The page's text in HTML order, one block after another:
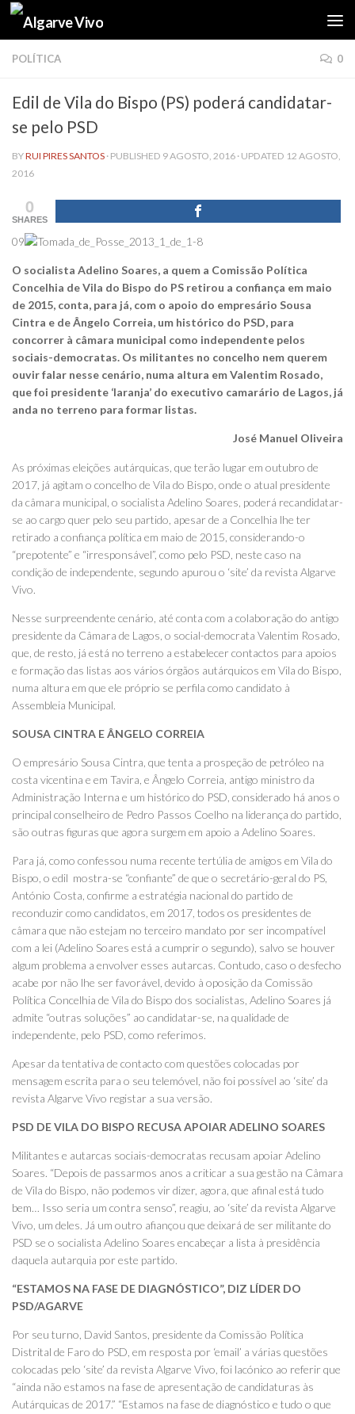
Skip to content
POLÍTICA 0
Edil de Vila do Bispo (PS) poderá candidatar-
se pelo PSD
BYRUI PIRES SANTOS · PUBLISHED 9 AGOSTO, 2016 · UPDATED 12 AGOSTO,
2016
0
SHARES
09
O socialista Adelino Soares, a quem a Comissão Política
Concelhia de Vila do Bispo do PS retirou a confiança em maio
de 2015, conta, para já, com o apoio do empresário Sousa
Cintra e de Ângelo Correia, um histórico do PSD, para
concorrer à câmara municipal como independente pelos
sociais-democratas. Os militantes no concelho nem querem
ouvir falar nesse cenário, numa altura em Valentim Rosado,
que foi presidente ‘laranja’ do executivo camarário de Lagos, já
anda no terreno para formar listas.
José Manuel Oliveira
As próximas eleições autárquicas, que terão lugar em outubro de
2017, já agitam o concelho de Vila do Bispo, onde o atual presidente
da câmara municipal, o socialista Adelino Soares, poderá recandidatar-
se ao cargo quer pelo seu partido, apesar de a Concelhia lhe ter
retirado a confiança política em maio de 2015, considerando-o
“prepotente” e “irresponsável”, como pelo PSD, neste caso na
condição de independente, segundo apurou o ‘site’ da revista Algarve
Vivo.
Nesse surpreendente cenário, até conta com a colaboração do antigo
presidente da Câmara de Lagos, o social-democrata Valentim Rosado,
que, de resto, já está no terreno a estabelecer contactos para apoios
e formação das listas aos vários órgãos autárquicos em Vila do Bispo,
numa altura em que ele próprio se perfila como candidato à
Assembleia Municipal.
SOUSA CINTRA E ÂNGELO CORREIA
O empresário Sousa Cintra, que tenta a prospeção de petróleo na
costa vicentina e em Tavira, e Ângelo Correia, antigo ministro da
Administração Interna e um histórico do PSD, considerado há anos o
principal conselheiro de Pedro Passos Coelho na liderança do partido,
são outras figuras que agora surgem em apoio a Adelino Soares.
Para já, como confessou numa recente tertúlia de amigos em Vila do
Bispo, o edil mostra-se “confiante” de que o secretário-geral do PS,
António Costa, confirme a estratégia nacional do partido de
reconduzir como candidatos, em 2017, todos os presidentes de
câmara que não estejam no terceiro mandato por ser incompatível
com a lei (Adelino Soares está a cumprir o segundo), salvo se houver
algum problema a envolver esses autarcas. Contudo, caso o desfecho
acabe por não lhe ser favorável, devido à oposição da Comissão
Política Concelhia de Vila do Bispo dos socialistas, Adelino Soares já
admite “outras soluções” ao candidatar-se, na qualidade de
independente, pelo PSD, como referimos.
Apesar da tentativa de contacto com questões colocadas por
mensagem escrita para o seu telemóvel, não foi possível ao ‘site’ da
revista Algarve Vivo registar a sua versão.
PSD DE VILA DO BISPO RECUSA APOIAR ADELINO SOARES
Militantes e autarcas sociais-democratas recusam apoiar Adelino
Soares. “Depois de passarmos anos a criticar a sua gestão na Câmara
de Vila do Bispo, não podemos vir dizer, agora, que afinal está tudo
bem… Isso seria um contra senso”, reagiu, ao ‘site’ da revista Algarve
Vivo, um deles. Já um outro afiançou que deixará de ser militante do
PSD se o socialista Adelino Soares encabeçar a lista à presidência
daquela autarquia por este partido.
“ESTAMOS NA FASE DE DIAGNÓSTICO”, DIZ LÍDER DO
PSD/AGARVE
Por seu turno, David Santos, presidente da Comissão Política
Distrital de Faro do PSD, em resposta por ‘email’ a várias questões
colocadas pelo ‘site’ da revista Algarve Vivo, foi lacónico ao referir que
“ainda não estamos na fase de apresentação de candidaturas às
Autárquicas de 2017.” “Estamos na fase de diagnóstico e tudo o que